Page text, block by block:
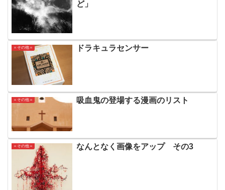
ど」
＝その他＝ ドラキュラセンサー
＝その他＝ 吸血鬼の登場する漫画のリスト
＝その他＝ なんとなく画像をアップ その3